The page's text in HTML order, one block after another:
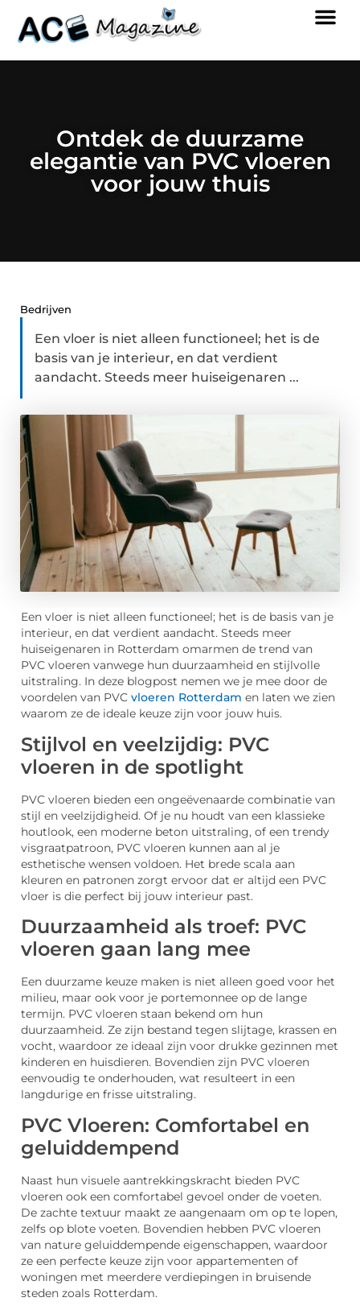
Ontdek de duurzame
elegantie van PVC vloeren
voor jouw thuis
Bedrijven
Een vloer is niet alleen functioneel; het is de
basis van je interieur, en dat verdient
aandacht. Steeds meer huiseigenaren ...
Een vloer is niet alleen functioneel; het is de basis van je
interieur, en dat verdient aandacht. Steeds meer
huiseigenaren in Rotterdam omarmen de trend van
PVC vloeren vanwege hun duurzaamheid en stijlvolle
uitstraling. In deze blogpost nemen we je mee door de
voordelen van PVC vloeren Rotterdam en laten we zien
waarom ze de ideale keuze zijn voor jouw huis.
Stijlvol en veelzijdig: PVC
vloeren in de spotlight
PVC vloeren bieden een ongeëvenaarde combinatie van
stijl en veelzijdigheid. Of je nu houdt van een klassieke
houtlook, een moderne beton uitstraling, of een trendy
visgraatpatroon, PVC vloeren kunnen aan al je
esthetische wensen voldoen. Het brede scala aan
kleuren en patronen zorgt ervoor dat er altijd een PVC
vloer is die perfect bij jouw interieur past.
Duurzaamheid als troef: PVC
vloeren gaan lang mee
Een duurzame keuze maken is niet alleen goed voor het
milieu, maar ook voor je portemonnee op de lange
termijn. PVC vloeren staan bekend om hun
duurzaamheid. Ze zijn bestand tegen slijtage, krassen en
vocht, waardoor ze ideaal zijn voor drukke gezinnen met
kinderen en huisdieren. Bovendien zijn PVC vloeren
eenvoudig te onderhouden, wat resulteert in een
langdurige en frisse uitstraling.
PVC Vloeren: Comfortabel en
geluiddempend
Naast hun visuele aantrekkingskracht bieden PVC
vloeren ook een comfortabel gevoel onder de voeten.
De zachte textuur maakt ze aangenaam om op te lopen,
zelfs op blote voeten. Bovendien hebben PVC vloeren
van nature geluiddempende eigenschappen, waardoor
ze een perfecte keuze zijn voor appartementen of
woningen met meerdere verdiepingen in bruisende
steden zoals Rotterdam.